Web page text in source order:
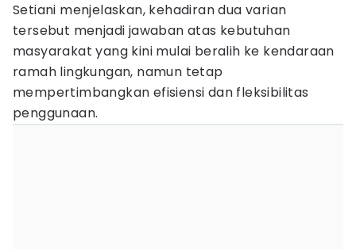
Setiani menjelaskan, kehadiran dua varian
tersebut menjadi jawaban atas kebutuhan
masyarakat yang kini mulai beralih ke kendaraan
ramah lingkungan, namun tetap
mempertimbangkan efisiensi dan fleksibilitas
penggunaan.